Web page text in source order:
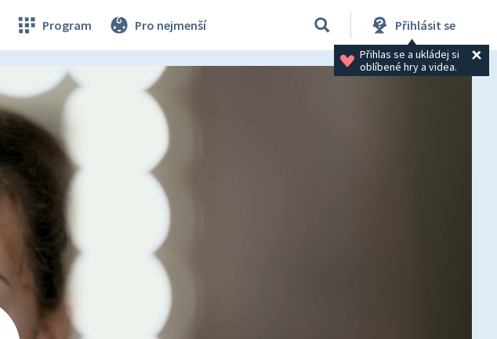
Program Pro nejmenší Přihlásit se
Přihlas se a ukládej si
oblíbené hry a videa.